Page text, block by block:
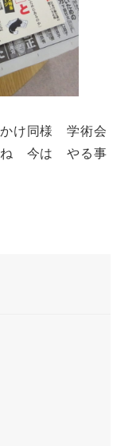
け同様 学術会
ね 今は やる事